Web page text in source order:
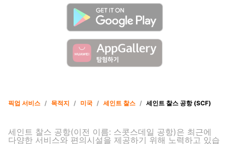
픽업 서비스 / 목적지 / 미국 / 세인트 찰스 / 세인트 찰스 공항 (SCF)
세인트 찰스 공항(이전 이름: 스콧스데일 공항)은 최근에
다양한 서비스와 편의시설을 제공하기 위해 노력하고 있습